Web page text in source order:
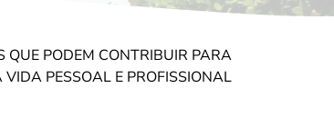
QUE PODEM CONTRIBUIR PARA
VIDA PESSOAL E PROFISSIONAL